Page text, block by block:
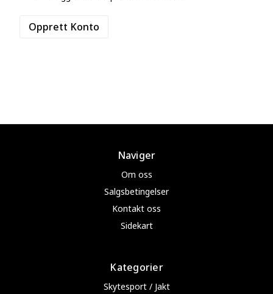
Opprett Konto
Naviger
Om oss
Salgsbetingelser
Kontakt oss
Sidekart
Kategorier
Skytesport / Jakt